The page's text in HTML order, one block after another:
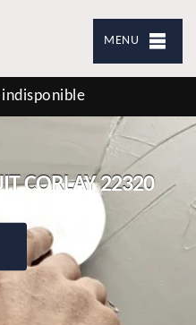
MENU
indisponible
CORLAY 22320